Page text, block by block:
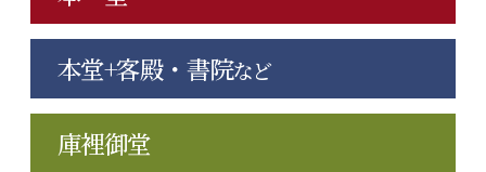
本堂+客殿・書院など
庫裡御堂